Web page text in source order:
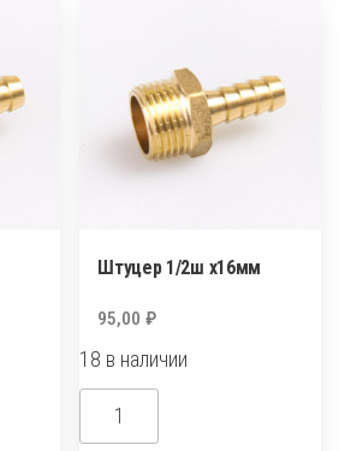
Штуцер 1/2ш х16мм
95,00₽
18 в наличии
Количество
товара